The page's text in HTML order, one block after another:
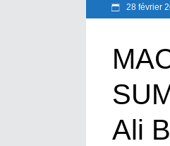
28 février
Ali